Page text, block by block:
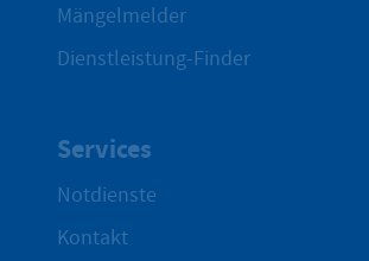
Mängelmelder
Dienstleistung-Finder
Services
Notdienste
Kontakt